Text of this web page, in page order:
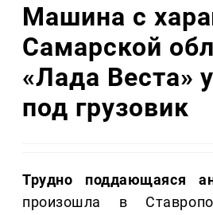
Машина с
Самарской
«Лада Веста»
под грузовик
Трудно поддающаяся
произошла в